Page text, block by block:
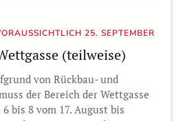
25. SEPTEMBER
(teilweise)
von Rückbau- und
der Bereich der Wettgasse
bis 8 vom 17. August bis